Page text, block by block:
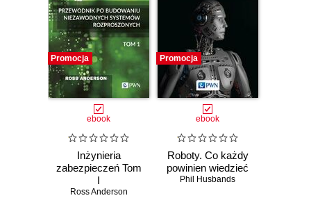
Promocja
ebook
Inżynieria
zabezpieczeń Tom
I
Ross Anderson
Promocja
ebook
Roboty. Co każdy
powinien wiedzieć
Phil Husbands